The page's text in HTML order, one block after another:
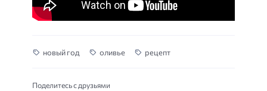
новый год оливье рецепт
Поделитесь с друзьями